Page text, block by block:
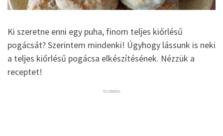
Ki szeretne enni egy puha, finom teljes kiőrlésű
pogácsát? Szerintem mindenki! Úgyhogy lássunk is neki
a teljes kiőrlésű pogácsa elkészítésének. Nézzük a
receptet!
hirdetés